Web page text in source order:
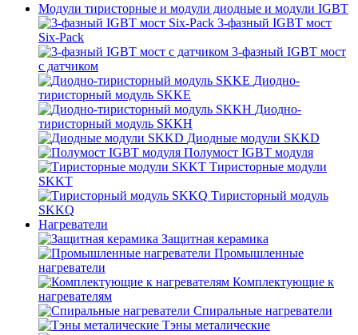
Модули тиристорные и модули диодные и модули IGBT
3-фазный IGBT мост
Six-Pack
3-фазный IGBT мост
с датчиком
Диодно-
тиристорный модуль SKKE
Диодно-
тиристорный модуль SKKH
Диодные модули SKKD
Полумост IGBT модуля
Тиристорные модули
SKKT
Тиристорный модуль
SKKQ
Нагреватели
Защитная керамика
Промышленные
нагреватели
Комплектующие к
нагревателям
Спиральные нагреватели
Тэны металические